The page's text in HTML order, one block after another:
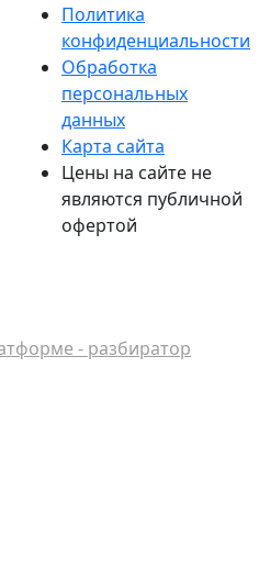
Политика
конфиденциальности
Обработка
персональных
данных
Карта сайта
Цены на сайте не
являются публичной
офертой
- разбиратор